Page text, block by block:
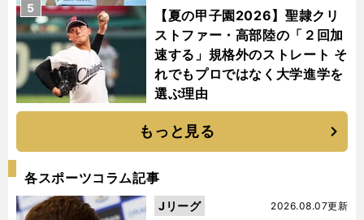
【夏の甲子園2026】聖隷クリ
ストファー・高部陸の「２回加
速する」規格外のストレート そ
れでもプロではなく大学進学を
選ぶ理由
5
もっと見る
各スポーツコラム記事
2026.08.07更新
Jリーグ